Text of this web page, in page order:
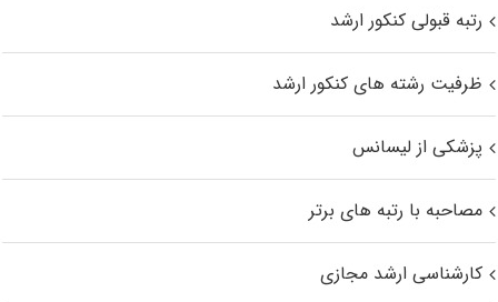
رتبه قبولی کنکور ارشد
ظرفیت رشته های کنکور ارشد
پزشکی از لیسانس
مصاحبه با رتبه های برتر
کارشناسی ارشد مجازی